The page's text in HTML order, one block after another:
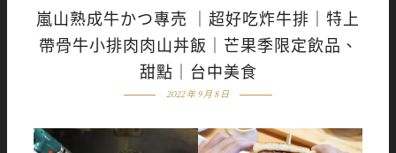
嵐山熟成牛かつ專売 ｜超好吃炸牛排｜特上
帶骨牛小排肉肉山丼飯｜芒果季限定飲品、
甜點｜台中美食
2022 年 9 月 8 日